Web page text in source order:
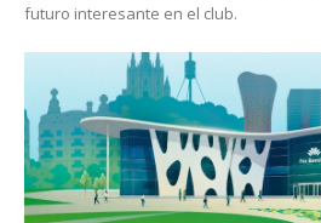
futuro interesante en el club.